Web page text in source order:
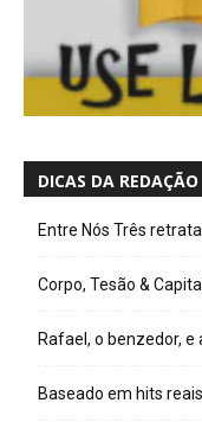
DICAS DA REDAÇÃO
Entre Nós Três
Corpo, Tesão &
Rafael, o benzedor,
Baseado em hits